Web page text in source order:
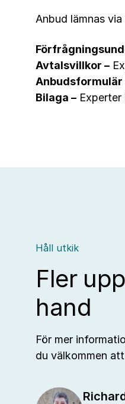
Anbud lämnas via
Avtalsvillkor –
Anbudsformulär
Bilaga – Experter
Håll utkik
Fler
hand
För mer
du välkommen